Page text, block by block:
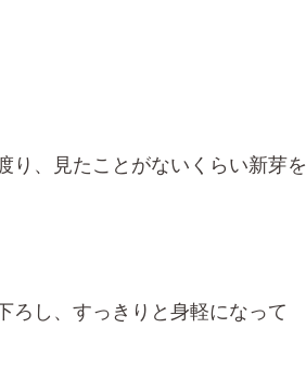
り、見たことがないくらい新芽を
ろし、すっきりと身軽になって